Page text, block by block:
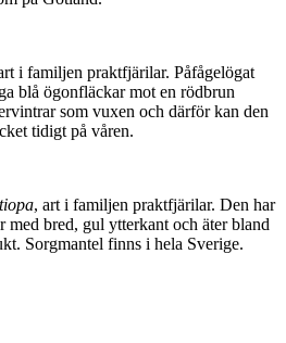
i familjen praktfjärilar. Påfågelögat
blå ögonfläckar mot en rödbrun
som vuxen och därför kan den
tidigt på våren.
, art i familjen praktfjärilar. Den har
med bred, gul ytterkant och äter bland
Sorgmantel finns i hela Sverige.